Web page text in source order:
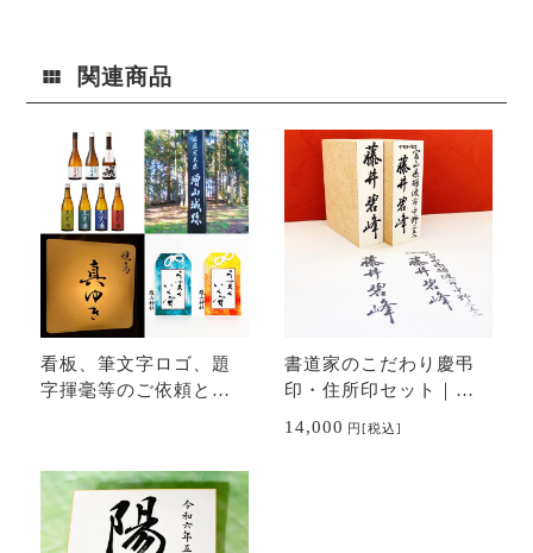
関連商品
看板、筆文字ロゴ、題
字揮毫等のご依頼と料
書道家のこだわり慶弔
印・住所印セット｜の
し用スタンプ・ゴム印
14,000 円[税込]